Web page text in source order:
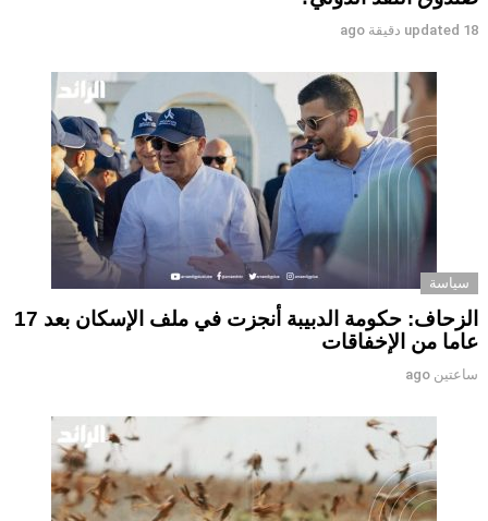
updated 18 دقيقة ago
سياسة
الزحاف: حكومة الدبيبة أنجزت في ملف الإسكان بعد 17
عاما من الإخفاقات
ساعتين ago